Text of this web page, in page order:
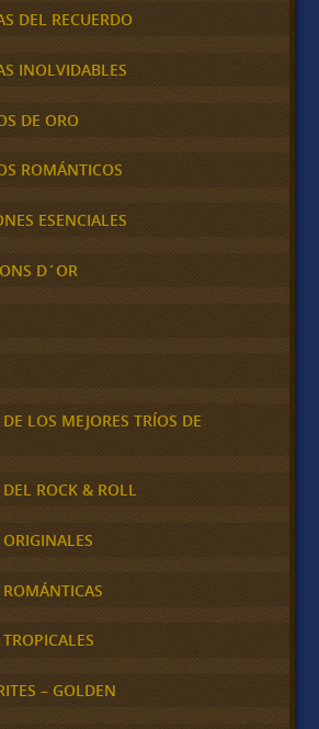
DEL RECUERDO
INOLVIDABLES
DE ORO
ROMÁNTICOS
ESENCIALES
D´OR
LOS MEJORES TRÍOS DE
ROCK & ROLL
– GOLDEN